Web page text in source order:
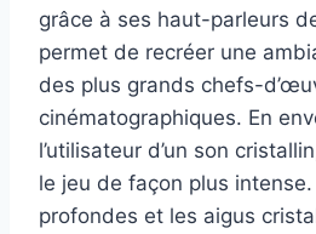
grâce à ses haut-parleurs
permet de recréer une
des plus grands chefs-
cinématographiques. En
l’utilisateur d’un son
le jeu de façon plus
profondes et les aigus